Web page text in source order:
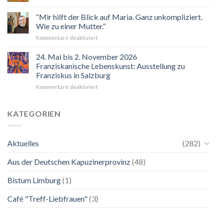
“Mir hilft der Blick auf Maria. Ganz unkompliziert.
Wie zu einer Mutter.”
Kommentare deaktiviertfür
hilft
Blick
auf
Maria.
24. Mai bis 2. November 2026
Franziskanische Lebenskunst: Ausstellung zu
Franziskus in Salzburg
Kommentare deaktiviertfür
Ausstellung
KATEGORIEN
Aktuelles
(282)
Aus der Deutschen Kapuzinerprovinz(48)
Bistum Limburg(1)
Café "Treff-Liebfrauen"(3)